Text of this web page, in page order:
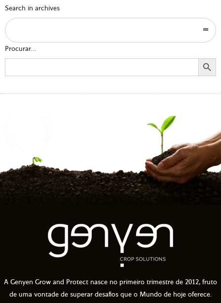
Search in archives
Procurar...
Search
Search Button
A Genyen Grow and Protect nasce no primeiro trimestre de 2012, fruto
de uma vontade de superar desafios que o Mundo de hoje oferece.